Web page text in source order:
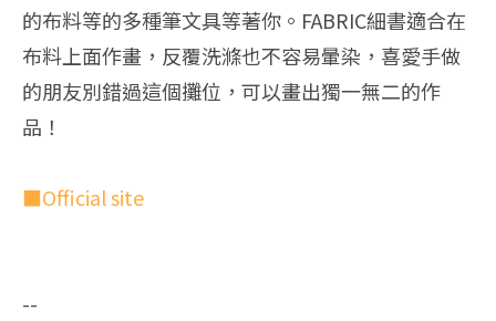
的布料等的多種筆文具等著你。FABRIC細書適合在
布料上面作畫，反覆洗滌也不容易暈染，喜愛手做
的朋友別錯過這個攤位，可以畫出獨一無二的作
品！
■Official site
--